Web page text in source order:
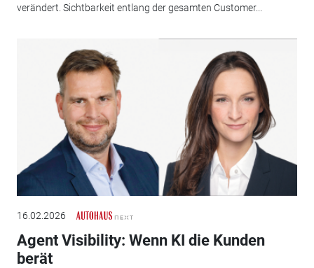
verändert. Sichtbarkeit entlang der gesamten Customer...
16.02.2026
Agent Visibility: Wenn KI die Kunden
berät